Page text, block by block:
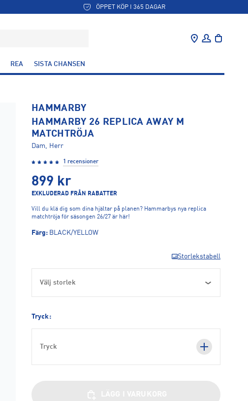
ÖPPET KÖP I 365 DAGAR
REA SISTA CHANSEN
HAMMARBY
HAMMARBY 26 REPLICA AWAY M
MATCHTRÖJA
Dam, Herr
1 recensioner
899 kr
EXKLUDERAD FRÅN RABATTER
Vill du klä dig som dina hjältar på planen? Hammarbys nya replica
matchtröja för säsongen 26/27 är här!
Färg: BLACK/YELLOW
Storlekstabell
Välj storlek
Tryck:
Tryck